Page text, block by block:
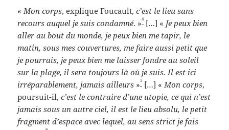
« Mon corps, explique Foucault,c’est le lieu sans
recours auquel je suis condamné. »4[…] « Je peux bien
aller au bout du monde, je peux bien me tapir, le
matin, sous mes couvertures, me faire aussi petit que
je pourrais, je peux bien me laisser fondre au soleil
sur la plage, il sera toujours là où je suis. Il est ici
irréparablement, jamais ailleurs »5 […] « Mon corps,
poursuit-il,c’est le contraire d’une utopie, ce qui n’est
jamais sous un autre ciel, il est le lieu absolu, le petit
fragment d’espace avec lequel, au sens strict je fais